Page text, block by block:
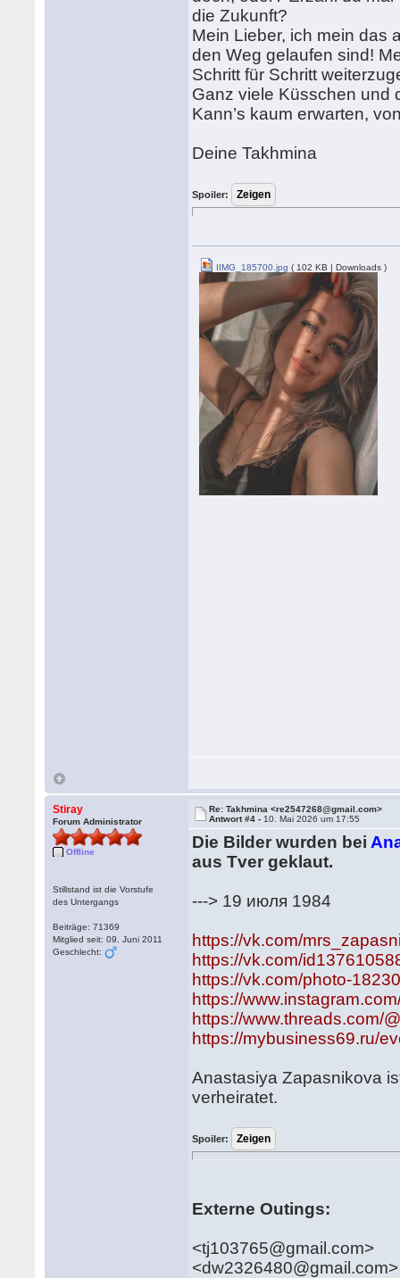
die Zukunft?
Mein Lieber, ich mein das
den Weg gelaufen sind!
Schritt für Schritt
Ganz viele Küsschen und
Kann’s kaum erwarten,
Deine Takhmina
Spoiler:
IIMG_185700.jpg ( 102 KB | Downloads )
Stiray
Forum Administrator
Offline
Stillstand ist die Vorstufe
des Untergangs
Beiträge: 71369
Mitglied seit: 09. Juni 2011
Geschlecht:
Re: Takhmina <re2547268@gmail.com>
Antwort #4 - 10. Mai 2026 um 17:55
Die Bilder wurden bei
aus Tver geklaut.
---> 19 июля 1984
https://vk.com/
https://vk.com/
https://vk.com/photo-
https://
https://www.threads.com/
https://mybusiness69.ru/
Anastasiya Zapasnikova
verheiratet.
Spoiler:
Externe Outings:
<tj103765@gmail.com>
<dw2326480@gmail.com>